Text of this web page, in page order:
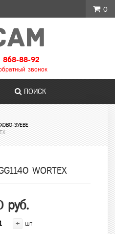
868-88-92
звонок
ПОИСК
ЗУЕВЕ
WORTEX
руб.
+ шт
0